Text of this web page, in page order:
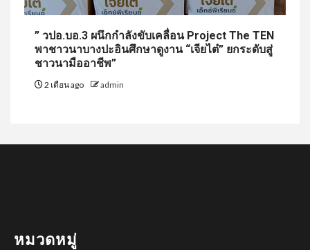
” วปอ.บอ.3 ผนึกกำลังขับเคลื่อน Project The TEN
พาชาวนาบางปะอินศึกษาดูงาน “เจียไต๋” ยกระดับสู่
ชาวนามืออาชีพ”
2 เดือน ago admin
หมวดหมู่